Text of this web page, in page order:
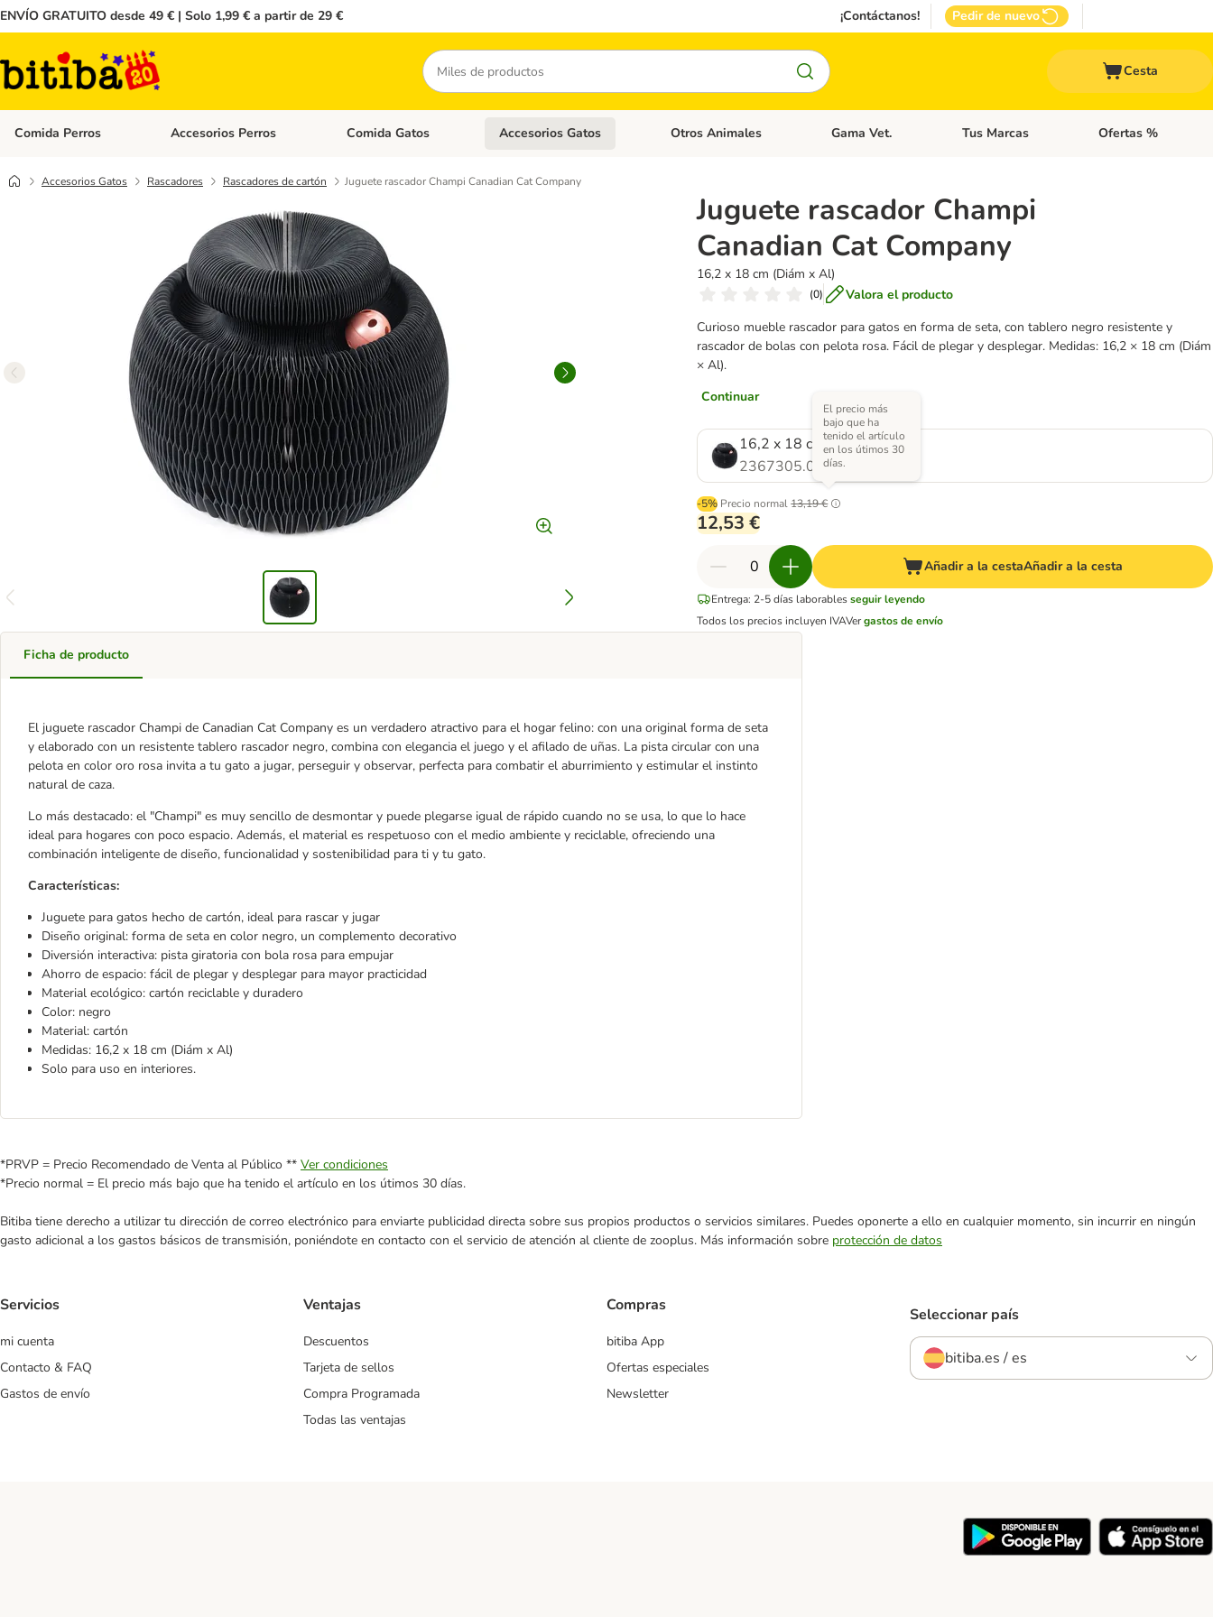
ENVÍO GRATUITO desde 49 € | Solo 1,99 € a partir de 29 € ¡Contáctanos! Pedir de nuevo
Buscar
Cesta
Comida Perros Menú de categoria abierto: Comida Perros
Accesorios Perros Menú de categoria abierto: Accesorios Perros
Comida Gatos Menú de categoria abierto: Comida Gatos
Accesorios Gatos Menú de categoria abierto: Accesorios Gatos
Otros Animales Menú de categoria abierto: Otros Animales
Gama Vet. Menú de categoria abierto: Gama Vet.
Tus Marcas Menú de categoria
Ofertas %
Accesorios Gatos Rascadores Rascadores de cartón Juguete rascador Champi Canadian Cat Company
Juguete rascador Champi
Canadian Cat Company
16,2 x 18 cm (Diám x Al)
(0)
Valora el producto
Curioso mueble rascador para gatos en forma de seta, con tablero negro resistente y
rascador de bolas con pelota rosa. Fácil de plegar y desplegar. Medidas: 16,2 × 18 cm (Diám
× Al).
Continuar
16,2 x 18 cm (Diám x Al)
2367305.0
-5% Precio normal 13,19 €
El precio más
bajo que ha
tenido el artículo
en los útimos 30
días.
12,53 €
Añadir a la cestaAñadir a la cesta
Entrega: 2-5 días laborables seguir leyendo
Todos los precios incluyen IVAVergastos de envío
Ficha de producto
El juguete rascador Champi de Canadian Cat Company es un verdadero atractivo para el hogar felino: con una original forma de seta
y elaborado con un resistente tablero rascador negro, combina con elegancia el juego y el afilado de uñas. La pista circular con una
pelota en color oro rosa invita a tu gato a jugar, perseguir y observar, perfecta para combatir el aburrimiento y estimular el instinto
natural de caza.
Lo más destacado: el "Champi" es muy sencillo de desmontar y puede plegarse igual de rápido cuando no se usa, lo que lo hace
ideal para hogares con poco espacio. Además, el material es respetuoso con el medio ambiente y reciclable, ofreciendo una
combinación inteligente de diseño, funcionalidad y sostenibilidad para ti y tu gato.
Características:
Juguete para gatos hecho de cartón, ideal para rascar y jugar
Diseño original: forma de seta en color negro, un complemento decorativo
Diversión interactiva: pista giratoria con bola rosa para empujar
Ahorro de espacio: fácil de plegar y desplegar para mayor practicidad
Material ecológico: cartón reciclable y duradero
Color: negro
Material: cartón
Medidas: 16,2 x 18 cm (Diám x Al)
Solo para uso en interiores.
*PRVP = Precio Recomendado de Venta al Público ** Ver condiciones
*Precio normal = El precio más bajo que ha tenido el artículo en los útimos 30 días.
Bitiba tiene derecho a utilizar tu dirección de correo electrónico para enviarte publicidad directa sobre sus propios productos o servicios similares. Puedes oponerte a ello en cualquier momento, sin incurrir en ningún
gasto adicional a los gastos básicos de transmisión, poniéndote en contacto con el servicio de atención al cliente de zooplus. Más información sobre protección de datos
Servicios
mi cuenta
Contacto & FAQ
Gastos de envío
Ventajas
Descuentos
Tarjeta de sellos
Compra Programada
Todas las ventajas
Compras
bitiba App
Ofertas especiales
Newsletter
Seleccionar país
bitiba.es / es